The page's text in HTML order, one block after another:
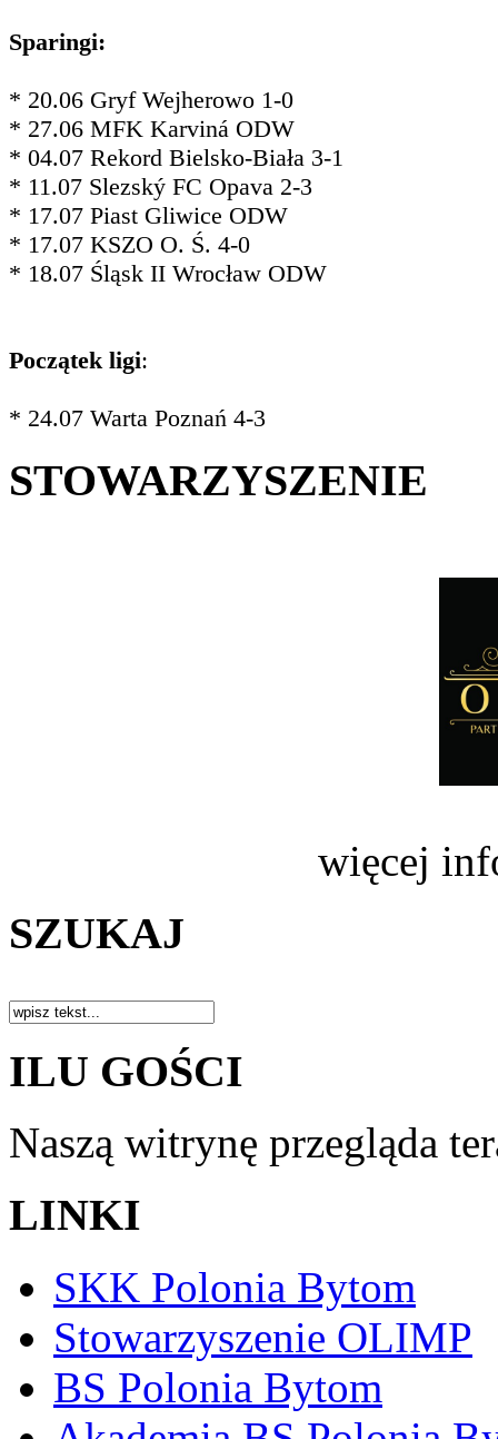
Sparingi:
* 20.06 Gryf Wejherowo 1-0
* 27.06 MFK Karviná ODW
* 04.07 Rekord Bielsko-Biała 3-1
* 11.07 Slezský FC Opava 2-3
* 17.07 Piast Gliwice ODW
* 17.07 KSZO O. Ś. 4-0
* 18.07 Śląsk II Wrocław ODW
Początek ligi:
* 24.07 Warta Poznań 4-3
STOWARZYSZENIE
więcej
SZUKAJ
ILU GOŚCI
Naszą witrynę przegląda
LINKI
SKK Polonia Bytom
Stowarzyszenie OLIMP
BS Polonia Bytom